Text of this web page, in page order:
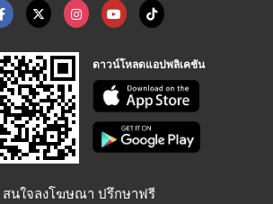
ดาวน์โหลดแอปพลิเคชัน
สนใจลงโฆษณา ปรึกษาฟรี